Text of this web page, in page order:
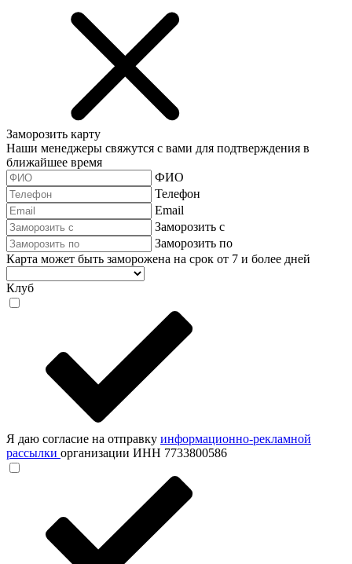
Заморозить карту
Наши менеджеры свяжутся с вами для подтверждения в
ближайшее время
ФИО
Телефон
Email
Заморозить с
Заморозить по
Карта может быть заморожена на срок от 7 и более дней
Клуб
Я даю согласие на отправку информационно-рекламной
рассылки организации ИНН 7733800586